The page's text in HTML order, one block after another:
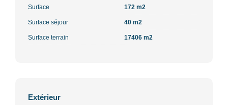
Surface 172 m2
Surface séjour 40 m2
Surface terrain 17406 m2
Extérieur